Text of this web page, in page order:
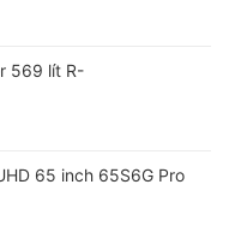
569 lít R-
65 inch 65S6G Pro